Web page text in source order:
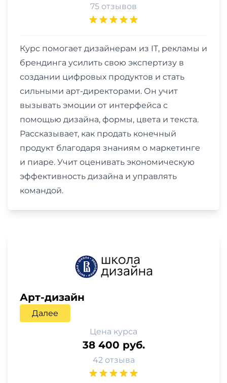
75 отзывов
Курс помогает дизайнерам из IT, рекламы и
брендинга усилить свою экспертизу в
создании цифровых продуктов и стать
сильными арт-директорами. Он учит
вызывать эмоции от интерфейса с
помощью дизайна, формы, цвета и текста.
Рассказывает, как продать конечный
продукт благодаря знаниям о маркетинге
и пиаре. Учит оценивать экономическую
эффективность дизайна и управлять
командой.
Арт-дизайн
Далее
Цена курса
38 400 руб.
42 отзыва